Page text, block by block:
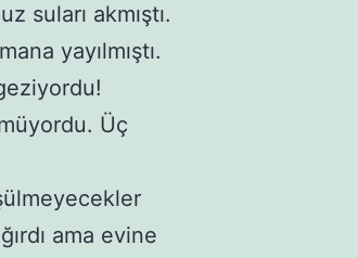
suları akmıştı.
yayılmıştı.
Üç
ama evine